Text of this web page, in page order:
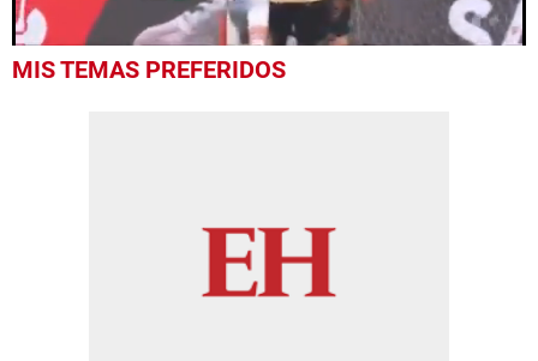
seconds
MIS TEMAS PREFERIDOS